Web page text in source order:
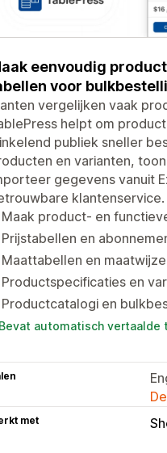
eenvoudig
voor
vergelijken vaak
helpt om
publiek sneller
en varianten,
gegevens vanuit
klantenservice.
Maak product- en
Prijstabellen en
Maattabellen en
Productspecificaties en
Productcatalogi en
Bevat automatisch vertaalde
met